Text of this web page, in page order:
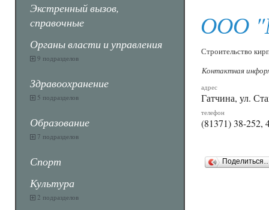
Экстренный вызов,
справочные
Органы власти и управления
9 подразделов
Здравоохранение
5 подразделов
Образование
7 подразделов
Спорт
Культура
2 подразделов
ООО
Строительство
Контактная
адрес
Гатчина, ул.
телефон
(81371) 38-252,